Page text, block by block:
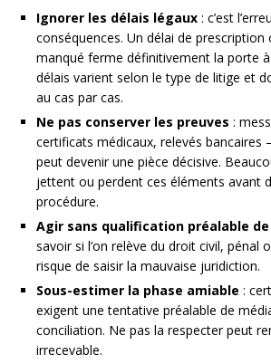
Ignorer les délais légaux : c’est
conséquences. Un délai de prescription
manqué ferme définitivement la porte
délais varient selon le type de litige et
au cas par cas.
Ne pas conserver les preuves :
certificats médicaux, relevés
peut devenir une pièce décisive.
jettent ou perdent ces éléments avant
procédure.
Agir sans qualification préalable
savoir si l’on relève du droit civil, pénal
risque de saisir la mauvaise juridiction.
Sous-estimer la phase amiable :
exigent une tentative préalable de
conciliation. Ne pas la respecter peut
irrecevable.